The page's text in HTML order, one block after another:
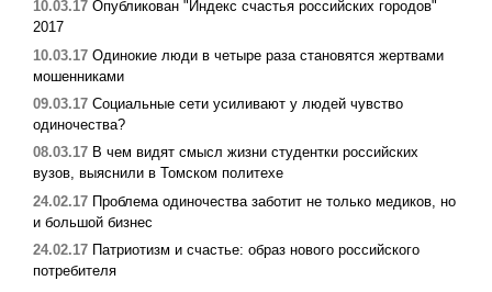
10.03.17 Опубликован "Индекс счастья российских городов"
2017
10.03.17 Одинокие люди в четыре раза становятся жертвами
мошенниками
09.03.17 Социальные сети усиливают у людей чувство
одиночества?
08.03.17 В чем видят смысл жизни студентки российских
вузов, выяснили в Томском политехе
24.02.17 Проблема одиночества заботит не только медиков, но
и большой бизнес
24.02.17 Патриотизм и счастье: образ нового российского
потребителя